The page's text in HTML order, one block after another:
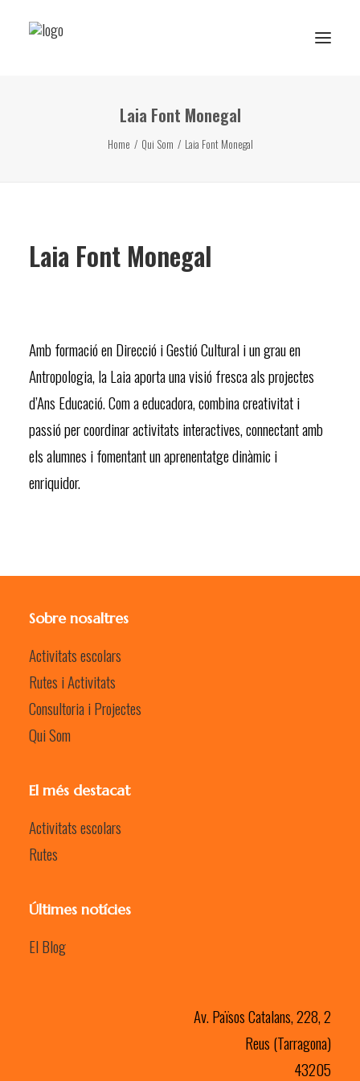
Reserva de rutes i experiències
Sobre Ans
Laia Font Monegal
Home Qui Som Laia Font Monegal
Laia Font Monegal
Amb formació en Direcció i Gestió Cultural i un grau en
Antropologia, la Laia aporta una visió fresca als projectes
d’Ans Educació. Com a educadora, combina creativitat i
passió per coordinar activitats interactives, connectant amb
els alumnes i fomentant un aprenentatge dinàmic i
enriquidor.
Sobre nosaltres
Activitats escolars
Rutes i Activitats
Consultoria i Projectes
Qui Som
El més destacat
Activitats escolars
Rutes
Últimes notícies
El Blog
Av. Països Catalans, 228, 2
Reus (Tarragona)
43205